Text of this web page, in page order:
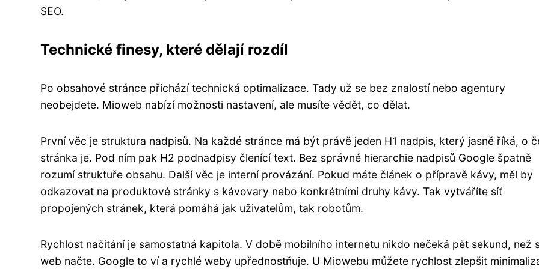
SEO.
Technické finesy, které dělají rozdíl
Po obsahové stránce přichází technická optimalizace. Tady už se bez znalostí nebo agentury
neobejdete. Mioweb nabízí možnosti nastavení, ale musíte vědět, co dělat.
První věc je struktura nadpisů. Na každé stránce má být právě jeden H1 nadpis, který jasně říká, o
stránka je. Pod ním pak H2 podnadpisy členící text. Bez správné hierarchie nadpisů Google špatně
rozumí struktuře obsahu. Další věc je interní provázání. Pokud máte článek o přípravě kávy, měl by
odkazovat na produktové stránky s kávovary nebo konkrétními druhy kávy. Tak vytváříte síť
propojených stránek, která pomáhá jak uživatelům, tak robotům.
Rychlost načítání je samostatná kapitola. V době mobilního internetu nikdo nečeká pět sekund, než
web načte. Google to ví a rychlé weby upřednostňuje. U Miowebu můžete rychlost zlepšit